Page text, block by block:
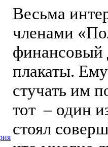
Весьма
членами
финансовый
плакаты.
стучать им
тот – один
стоял